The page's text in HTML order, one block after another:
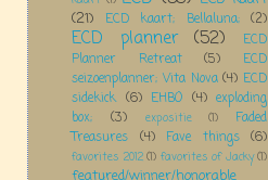
(21)
ECD kaart; Bellaluna; (2)
ECD planner (52)
ECD
Planner Retreat
(5)
ECD
seizoenplanner; Vita Nova (4) ECD
sidekick (6) EHBO (4) exploding
box;
(3) expositie (1)
Faded
Treasures
(4) Fave things (6)
favorites 2012 (1) favorites of Jacky (1)